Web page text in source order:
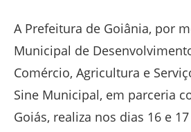
A Prefeitura de Goiânia, por
Municipal de
Comércio, Agricultura e
Sine Municipal, em parceria
Goiás, realiza nos dias 16 e